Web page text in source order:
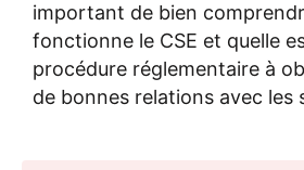
important de bien
fonctionne le CSE et quelle
procédure réglementaire à
de bonnes relations avec les